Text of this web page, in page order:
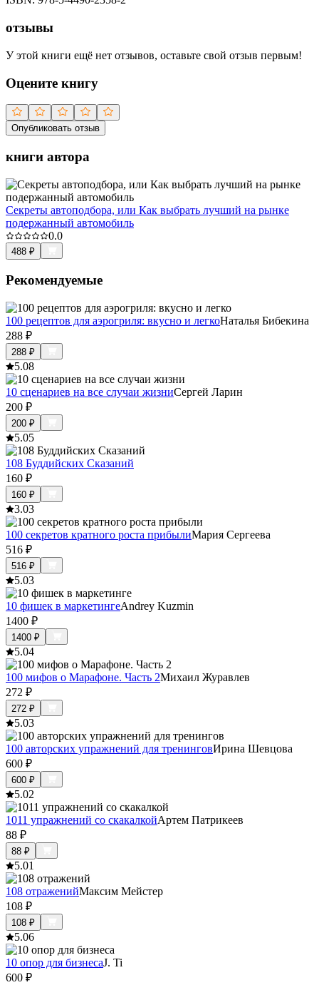
отзывы
У этой книги ещё нет отзывов, оставьте свой отзыв первым!
Оцените книгу
Опубликовать отзыв
книги автора
Секреты автоподбора, или Как выбрать лучший на рынке
подержанный автомобиль
0.0
488 ₽
Рекомендуемые
100 рецептов для аэрогриля: вкусно и легкоНаталья Бибекина
288 ₽
288 ₽
5.08
10 сценариев на все случаи жизниСергей Ларин
200 ₽
200 ₽
5.05
108 Буддийских Сказаний
160 ₽
160 ₽
3.03
100 секретов кратного роста прибылиМария Сергеева
516 ₽
516 ₽
5.03
10 фишек в маркетингеAndrey Kuzmin
1400 ₽
1400 ₽
5.04
100 мифов о Марафоне. Часть 2Михаил Журавлев
272 ₽
272 ₽
5.03
100 авторских упражнений для тренинговИрина Шевцова
600 ₽
600 ₽
5.02
1011 упражнений со скакалкойАртем Патрикеев
88 ₽
88 ₽
5.01
108 отраженийМаксим Мейстер
108 ₽
108 ₽
5.06
10 опор для бизнесаJ. Ti
600 ₽